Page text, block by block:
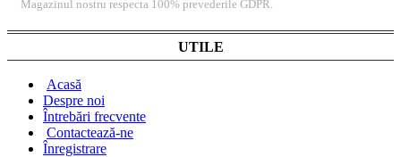
Magazinul nostru respecta 100% prevederile GDPR.
UTILE
Acasă
Despre noi
Întrebări frecvente
Contactează-ne
Înregistrare